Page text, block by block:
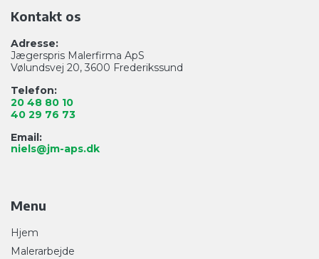
Kontakt os
Adresse:
Jægerspris Malerfirma ApS
Vølundsvej 20, 3600 Frederikssund
Telefon:
20 48 80 10
40 29 76 73
Email:
niels@jm-aps.dk
Menu
Hjem
Malerarbejde